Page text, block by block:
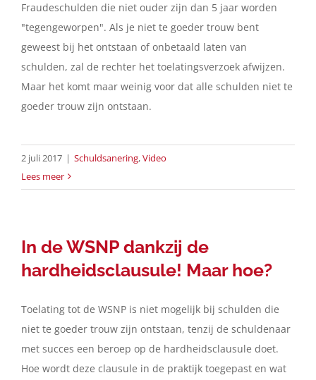
In de media
Contact
Nederlands
Fraudeschulden die niet ouder zijn dan 5 jaar worden
"tegengeworpen". Als je niet te goeder trouw bent
geweest bij het ontstaan of onbetaald laten van
schulden, zal de rechter het toelatingsverzoek afwijzen.
Maar het komt maar weinig voor dat alle schulden niet te
goeder trouw zijn ontstaan.
2 juli 2017 | Schuldsanering,Video
Lees meer
In de WSNP dankzij de
hardheidsclausule! Maar hoe?
Toelating tot de WSNP is niet mogelijk bij schulden die
niet te goeder trouw zijn ontstaan, tenzij de schuldenaar
met succes een beroep op de hardheidsclausule doet.
Hoe wordt deze clausule in de praktijk toegepast en wat